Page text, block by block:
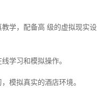
学，配备高 级的虚拟现实设
学习和模拟操作。
模拟真实的酒店环境。